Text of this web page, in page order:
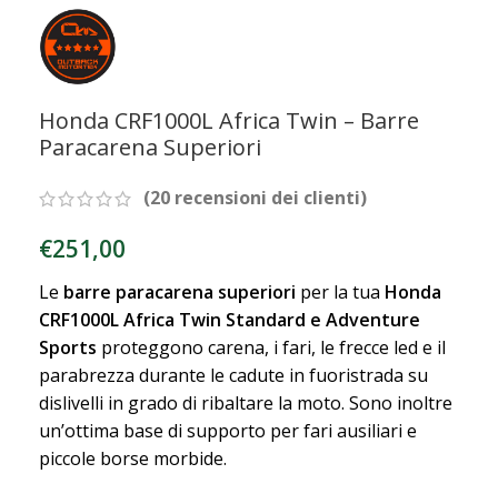
Honda CRF1000L Africa Twin – Barre
Paracarena Superiori
(20 recensioni dei clienti)
€251,00
Le barre paracarena superiori per la tua Honda
CRF1000L Africa Twin Standard e Adventure
Sports proteggono carena, i fari, le frecce led e il
parabrezza durante le cadute in fuoristrada su
dislivelli in grado di ribaltare la moto. Sono inoltre
un’ottima base di supporto per fari ausiliari e
piccole borse morbide.